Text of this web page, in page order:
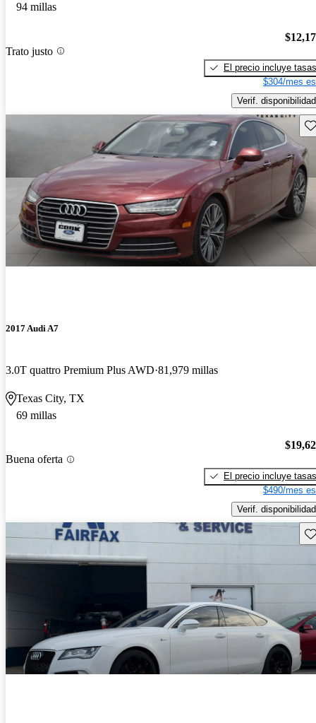
94 millas
Trato justo
El precio incluye tasas
$304/mes
Verif. disponibilidad
2017 Audi A7
3.0T quattro Premium Plus AWD 81,979 millas
Texas City, TX
69 millas
Buena oferta
El precio incluye tasas
$490/mes
Verif. disponibilidad